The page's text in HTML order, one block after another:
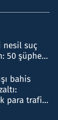
nesil suç
50 şüpheli
bahis
para trafiği